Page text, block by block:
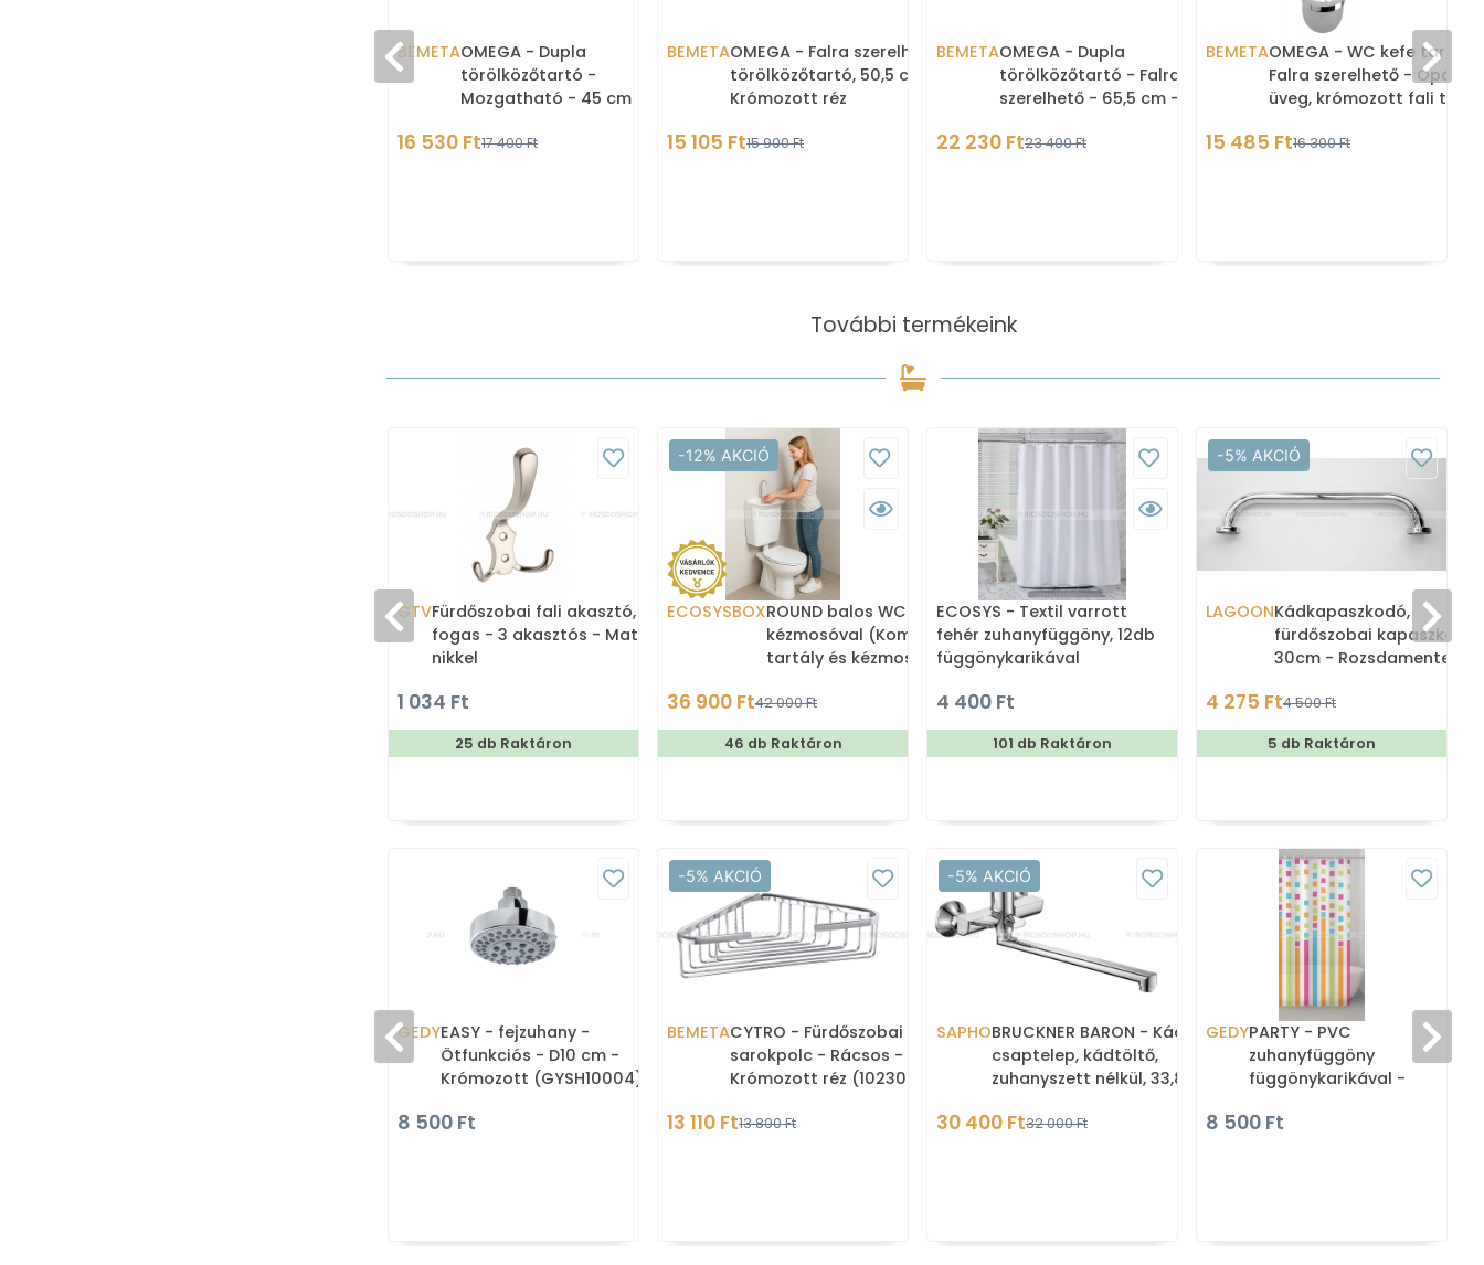
BEMETAOMEGA - Dupla
törölközőtartó -
Mozgatható - 45 cm
16 530 Ft17 400 Ft
BEMETAOMEGA - Falra szerelhető
törölközőtartó, 50,5 cm -
Krómozott réz
15 105 Ft15 900 Ft
BEMETAOMEGA - Dupla
törölközőtartó - Falra
szerelhető - 65,5 cm -
22 230 Ft23 400 Ft
BEMETAOMEGA - WC kefe tartó -
Falra szerelhető - Opál
üveg, krómozott fali tartó
15 485 Ft16 300 Ft
További termékeink
GTVFürdőszobai fali akasztó,
fogas - 3 akasztós - Matt
nikkel
1 034 Ft
25 db Raktáron
-12% AKCIÓ
ECOSYSBOXROUND balos WC tartály
kézmosóval (Kombi WC
tartály és kézmosó)
36 900 Ft42 000 Ft
46 db Raktáron
ECOSYS - Textil varrott
fehér zuhanyfüggöny, 12db
függönykarikával
4 400 Ft
101 db Raktáron
-5% AKCIÓ
LAGOONKádkapaszkodó,
fürdőszobai kapaszkodó,
30cm - Rozsdamentes
4 275 Ft4 500 Ft
5 db Raktáron
GEDYEASY - fejzuhany -
Ötfunkciós - D10 cm -
Krómozott (GYSH10004)
8 500 Ft
-5% AKCIÓ
BEMETACYTRO - Fürdőszobai
sarokpolc - Rácsos -
Krómozott réz (102308122)
13 110 Ft13 800 Ft
-5% AKCIÓ
SAPHOBRUCKNER BARON - Kád
csaptelep, kádtöltő,
zuhanyszett nélkül, 33,8cm
(612.
30 400 Ft32 000 Ft
GEDYPARTY - PVC
zuhanyfüggöny
függönykarikával -
Többszínű
8 500 Ft